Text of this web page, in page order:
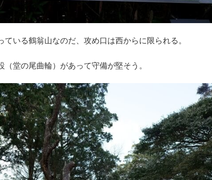
いる鶴翁山なのだ、攻め口は西からに限られる。
堂の尾曲輪）があって守備が堅そう。